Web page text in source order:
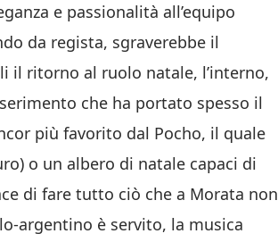
e passionalità all’equipo
da regista, sgraverebbe il
il ritorno al ruolo natale, l’interno,
che ha portato spesso il
più favorito dal Pocho, il quale
o un albero di natale capaci di
di fare tutto ciò che a Morata non
argentino è servito, la musica